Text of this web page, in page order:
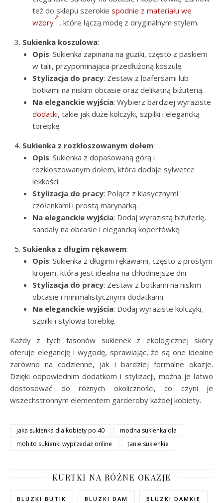
też do sklepu szerokie spodnie z materiału we
wzory , które łączą modę z oryginalnym stylem.
Sukienka koszulowa:
Opis: Sukienka zapinana na guziki, często z paskiem
w talii, przypominająca przedłużoną koszulę.
Stylizacja do pracy: Zestaw z loafersami lub
botkami na niskim obcasie oraz delikatną biżuterią.
Na eleganckie wyjścia: Wybierz bardziej wyraziste
dodatki, takie jak duże kolczyki, szpilki i elegancką
torebkę.
Sukienka z rozkloszowanym dołem:
Opis: Sukienka z dopasowaną górą i
rozkloszowanym dołem, która dodaje sylwetce
lekkości.
Stylizacja do pracy: Połącz z klasycznymi
czółenkami i prostą marynarką.
Na eleganckie wyjścia: Dodaj wyrazistą biżuterię,
sandały na obcasie i elegancką kopertówkę.
Sukienka z długim rękawem:
Opis: Sukienka z długimi rękawami, często z prostym
krojem, która jest idealna na chłodniejsze dni.
Stylizacja do pracy: Zestaw z botkami na niskim
obcasie i minimalistycznymi dodatkami.
Na eleganckie wyjścia: Dodaj wyraziste kolczyki,
szpilki i stylową torebkę.
Każdy z tych fasonów sukienek z ekologicznej skóry
oferuje elegancję i wygodę, sprawiając, że są one idealne
zarówno na codzienne, jak i bardziej formalne okazje.
Dzięki odpowiednim dodatkom i stylizacji, można je łatwo
dostosować do różnych okoliczności, co czyni je
wszechstronnym elementem garderoby każdej kobiety.
jaka sukienka dla kobiety po 40
modna sukienka dla
mohito sukienki wyprzedaż online
tanie sukienkie
KURTKI NA RÓŻNE OKAZJE
BLUZKI BUTIK BLUZKI DAM BLUZKI DAMKIE